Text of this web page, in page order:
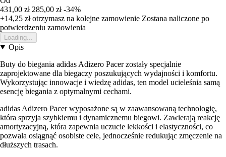
431,00 zł 285,00 zł -34%
+14,25 złotrzymasz na kolejne zamowienie Zostana naliczone po
potwierdzeniu zamowienia
Loading...
Opis
Buty do biegania adidas Adizero Pacer zostały specjalnie
zaprojektowane dla biegaczy poszukujących wydajności i komfortu.
Wykorzystując innowacje i wiedzę adidas, ten model ucieleśnia samą
esencję biegania z optymalnymi cechami.
adidas Adizero Pacer wyposażone są w zaawansowaną technologię,
która sprzyja szybkiemu i dynamicznemu biegowi. Zawierają reakcję
amortyzacyjną, która zapewnia uczucie lekkości i elastyczności, co
pozwala osiągnąć osobiste cele, jednocześnie redukując zmęczenie na
dłuższych trasach.